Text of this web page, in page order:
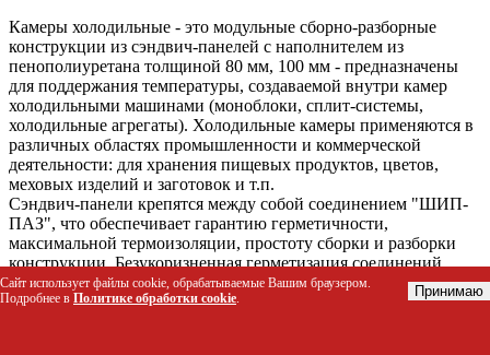
Камеры холодильные - это модульные сборно-разборные
конструкции из сэндвич-панелей с наполнителем из
пенополиуретана толщиной 80 мм, 100 мм - предназначены
для поддержания температуры, создаваемой внутри камер
холодильными машинами (моноблоки, сплит-системы,
холодильные агрегаты). Холодильные камеры применяются в
различных областях промышленности и коммерческой
деятельности: для хранения пищевых продуктов, цветов,
меховых изделий и заготовок и т.п.
Сэндвич-панели крепятся между собой соединением "ШИП-
ПАЗ", что обеспечивает гарантию герметичности,
максимальной термоизоляции, простоту сборки и разборки
конструкции. Безукоризненная герметизация соединений,
благодаря которой холодильные камеры можно
эксплуатировать на улице (желательно под навесом).
Сайт использует файлы cookie, обрабатываемые Вашим браузером.
Подробнее в Политике обработки cookie. Принимаю